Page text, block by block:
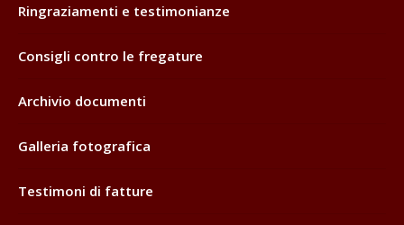
Ringraziamenti e testimonianze
Consigli contro le fregature
Archivio documenti
Galleria fotografica
Testimoni di fatture